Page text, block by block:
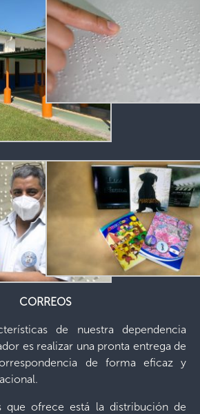
CORREOS
de nuestra dependencia
es realizar una pronta entrega de
de forma eficaz y
que ofrece está la distribución de